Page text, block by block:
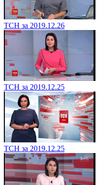
ТСН за 2019.12.26
ТСН за 2019.12.25
ТСН за 2019.12.25